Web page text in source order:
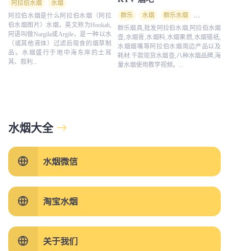
阿拉伯水烟
水烟
阿拉伯水烟是什么阿拉伯水烟（阿拉
伯水烟图片）水烟，英文称为Hookah,
阿语叫做Nargila或Argile，是一种以水
（或其他液体）过滤后吸食的烟草制
品。水烟盛行于地中海东岸的土耳
其、叙利...
群乐 水烟 群乐水烟
群乐烟具
群乐烟具,批发阿拉伯水烟,阿拉伯水烟
壶,水烟膏,水烟料,水烟果燃,水烟锡纸,
水烟烟嘴等阿拉伯水烟周边产品以及
耗材.千款现货水烟壶,八种水烟品牌,海
量水烟使用教学视频。...
水烟大全
水烟微信
淘宝水烟
关于我们